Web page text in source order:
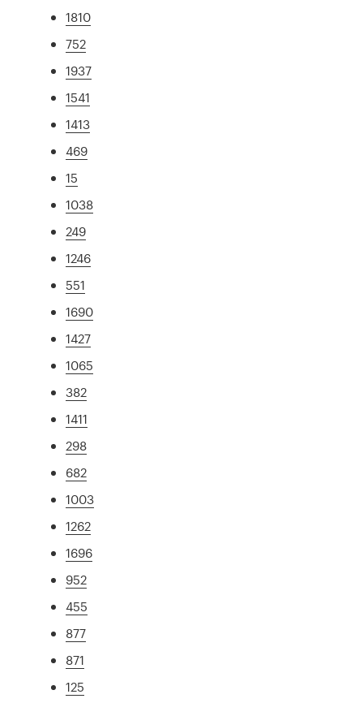
1810
752
1937
1541
1413
469
15
1038
249
1246
551
1690
1427
1065
382
1411
298
682
1003
1262
1696
952
455
877
871
125